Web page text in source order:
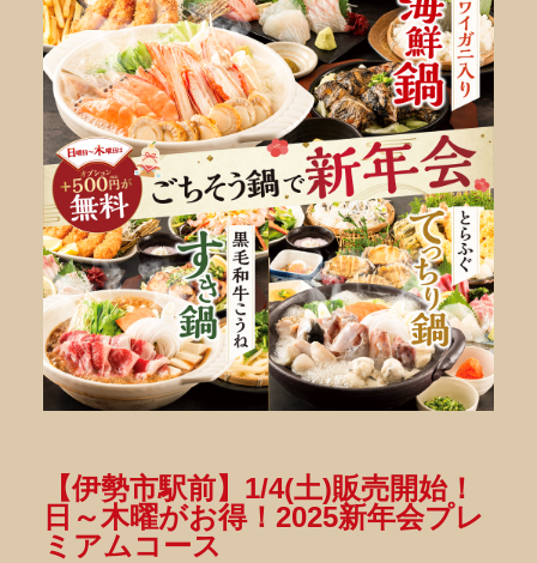
【伊勢市駅前】1/4(土)販売開始！
日～木曜がお得！2025新年会プレ
ミアムコース